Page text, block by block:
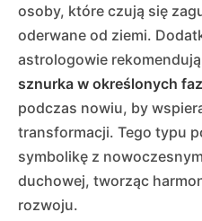
osoby, które czują się
oderwane od ziemi.
astrologowie rekomendują
sznurka w określonych
podczas nowiu, by
transformacji. Tego typu
symbolikę z
duchowej, tworząc
rozwoju.